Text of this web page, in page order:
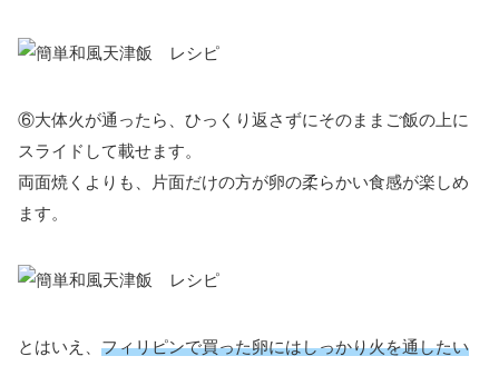
⑥大体火が通ったら、ひっくり返さずにそのままご飯の上に
スライドして載せます。
両面焼くよりも、片面だけの方が卵の柔らかい食感が楽しめ
ます。
とはいえ、 フィリピンで買った卵にはしっかり火を通したい